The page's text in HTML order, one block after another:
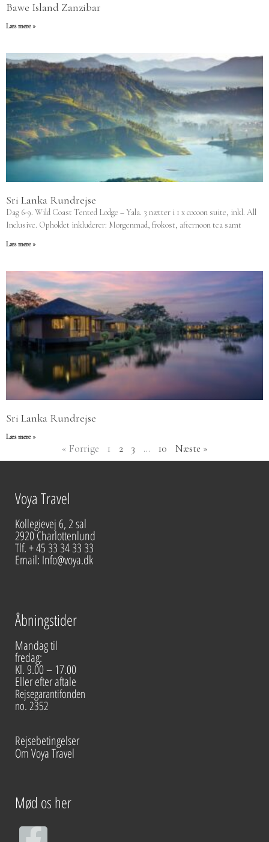
Bawe Island Zanzibar
Læs mere »
Sri Lanka Rundrejse
Dag 6-9. Wild Coast Tented Lodge – Yala. 3 nætter i 1 x cocoon suite, inkl. All
Inclusive. Opholdet inkluderer: Morgenmad, frokost, afternoon tea samt
Læs mere »
Sri Lanka Rundrejse
Læs mere »
« Forrige 1 2 3 … 10 Næste »
Voya Travel
Kollegievej 6, 2 sal
2920 Charlottenlund
Tlf. + 45 33 34 33 33
Email: Info@voya.dk
Åbningstider
Mandag til
fredag:
Kl. 9.00 – 17.00
Eller efter aftale
Rejsegarantifonden
no. 2352
Rejsebetingelser
Om Voya Travel
Mød os her
F